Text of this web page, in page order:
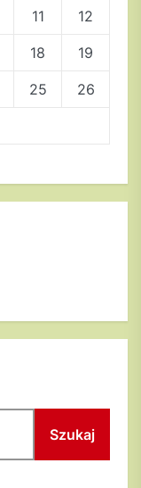
11 12
18 19
25 26
Szukaj